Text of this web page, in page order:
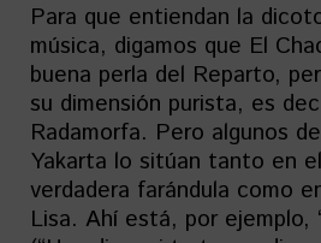
Para que entiendan la
música, digamos que El
buena perla del Reparto,
su dimensión purista, es
Radamorfa. Pero algunos
Yakarta lo sitúan tanto en
verdadera farándula como
Lisa. Ahí está, por ejemplo,